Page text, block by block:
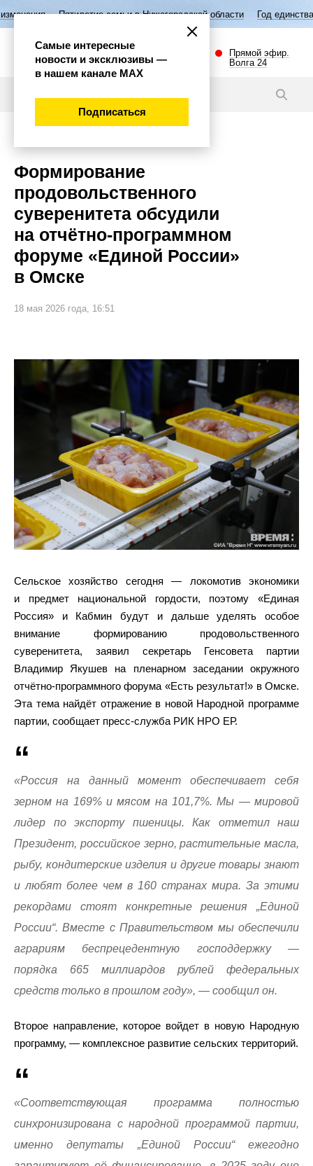
семьи в Нижегородской области Год единства народов России
Прямой эфир.
Волга 24
Формирование
продовольственного
суверенитета обсудили
на отчётно-программном
форуме «Единой России»
в Омске
18 мая 2026 года, 16:51
Сельское хозяйство сегодня — локомотив экономики
и предмет национальной гордости, поэтому «Единая
Россия» и Кабмин будут и дальше уделять особое
внимание формированию продовольственного
суверенитета, заявил секретарь Генсовета партии
Владимир Якушев на пленарном заседании окружного
отчётно-программного форума «Есть результат!» в Омске.
Эта тема найдёт отражение в новой Народной программе
партии, сообщает пресс-служба РИК НРО ЕР.
«Россия на данный момент обеспечивает себя
зерном на 169% и мясом на 101,7%. Мы — мировой
лидер по экспорту пшеницы. Как отметил наш
Президент, российское зерно, растительные масла,
рыбу, кондитерские изделия и другие товары знают
и любят более чем в 160 странах мира. За этими
рекордами стоят конкретные решения „Единой
России“. Вместе с Правительством мы обеспечили
аграриям беспрецедентную господдержку —
порядка 665 миллиардов рублей федеральных
средств только в прошлом году», — сообщил он.
Второе направление, которое войдет в новую Народную
программу, — комплексное развитие сельских территорий.
«Соответствующая программа полностью
синхронизирована с народной программой партии,
именно депутаты „Единой России“ ежегодно
Самые интересные
новости и эксклюзивы —
в нашем канале МАХ
Подписаться